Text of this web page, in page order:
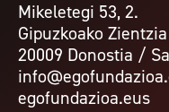
Mikeletegi 53, 2.
Gipuzkoako
20009 Donostia /
egofundazioa.eus